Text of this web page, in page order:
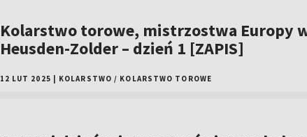
Kolarstwo torowe, mistrzostwa Europy
Heusden-Zolder – dzień 1 [ZAPIS]
12 LUT 2025 KOLARSTWO / KOLARSTWO TOROWE